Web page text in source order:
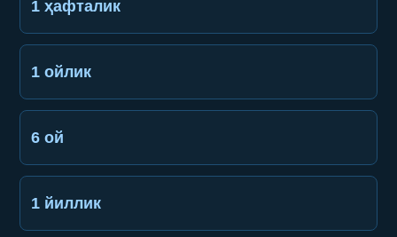
1 ҳафталик
1 ойлик
6 ой
1 йиллик